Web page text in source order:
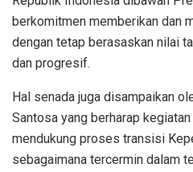
berkomitmen memberikan dan
dengan tetap berasaskan nilai
dan progresif.
Hal senada juga disampaikan
Santosa yang berharap
mendukung proses transisi
sebagaimana tercermin dalam